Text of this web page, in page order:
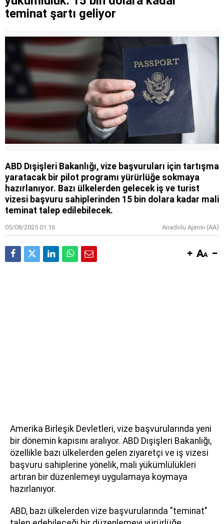
teminat şartı geliyor
ABD Dışişleri Bakanlığı, vize başvuruları için tartışma
yaratacak bir pilot programı yürürlüğe sokmaya
hazırlanıyor. Bazı ülkelerden gelecek iş ve turist
vizesi başvuru sahiplerinden 15 bin dolara kadar mali
teminat talep edilebilecek.
05/08/2025 01:16 Anadolu Ajansı (AA)
Amerika Birleşik Devletleri, vize başvurularında yeni
bir dönemin kapısını aralıyor. ABD Dışişleri Bakanlığı,
özellikle bazı ülkelerden gelen ziyaretçi ve iş vizesi
başvuru sahiplerine yönelik, mali yükümlülükleri
artıran bir düzenlemeyi uygulamaya koymaya
hazırlanıyor.
ABD, bazı ülkelerden vize başvurularında "teminat"